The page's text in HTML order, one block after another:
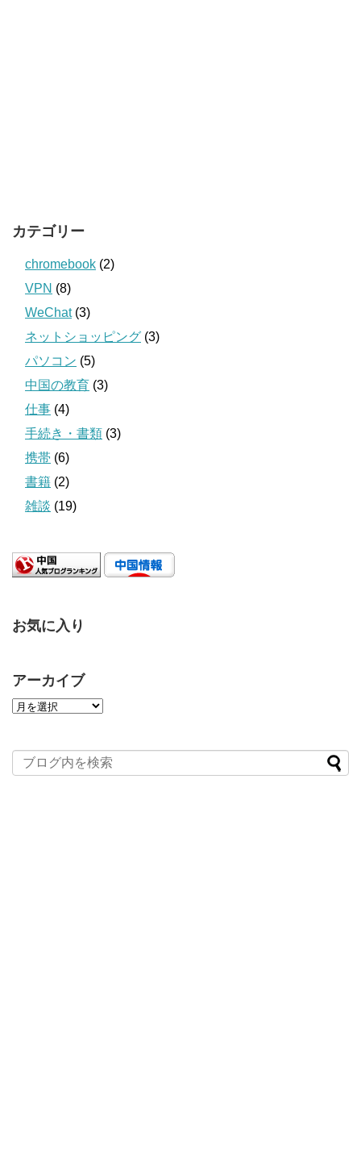
カテゴリー
chromebook (2)
VPN (8)
WeChat(3)
ネットショッピング (3)
パソコン (5)
中国の教育 (3)
仕事 (4)
手続き・書類 (3)
携帯 (6)
書籍 (2)
雑談 (19)
お気に入り
アーカイブ